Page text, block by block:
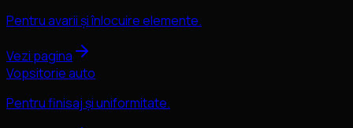
Pentru avarii și înlocuire elemente.
Vezi pagina
Vopsitorie auto
Pentru finisaj și uniformitate.